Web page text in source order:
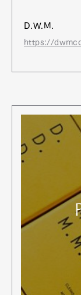
D.W.M.
https://